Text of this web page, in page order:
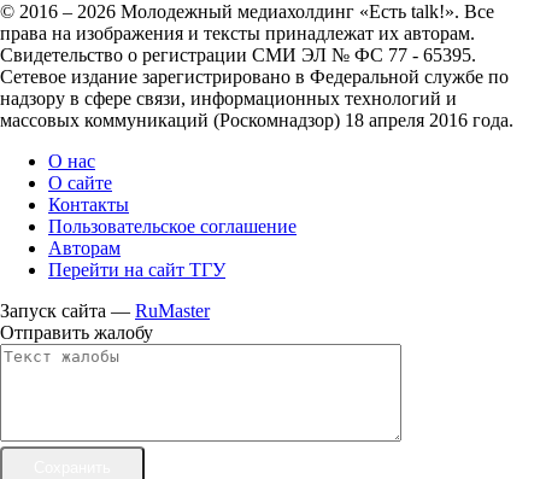
© 2016 – 2026 Молодежный медиахолдинг «Есть talk!». Все
права на изображения и тексты принадлежат их авторам.
Свидетельство о регистрации СМИ ЭЛ № ФС 77 - 65395.
Сетевое издание зарегистрировано в Федеральной службе по
надзору в сфере связи, информационных технологий и
массовых коммуникаций (Роскомнадзор) 18 апреля 2016 года.
О нас
О сайте
Контакты
Пользовательское соглашение
Авторам
Перейти на сайт ТГУ
Запуск сайта — RuMaster
Отправить жалобу